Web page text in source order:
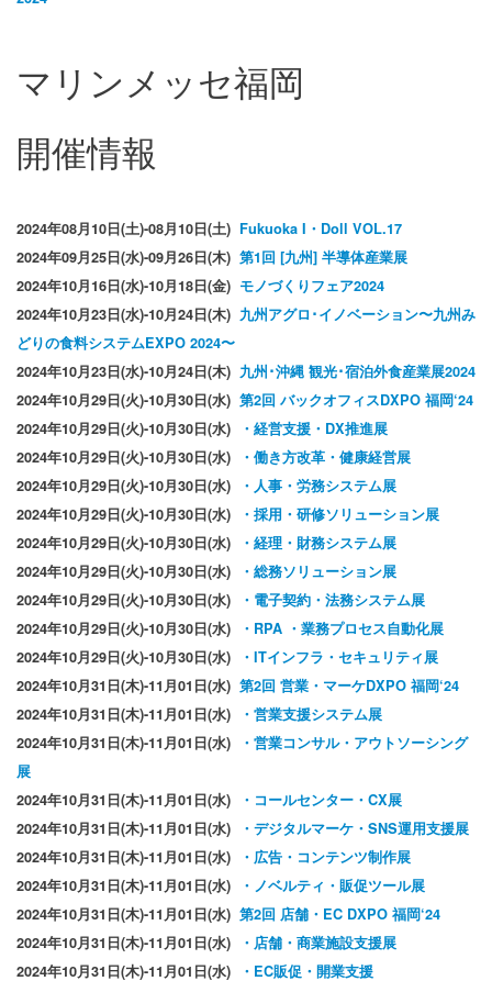
マリンメッセ福岡
開催情報
2024年08月10日(土)-08月10日(土) Fukuoka I・Doll VOL.17
2024年09月25日(水)-09月26日(木) 第1回 [九州] 半導体産業展
2024年10月16日(水)-10月18日(金) モノづくりフェア2024
2024年10月23日(水)-10月24日(木) 九州アグロ･イノベーション〜九州み
どりの食料システムEXPO 2024〜
2024年10月23日(水)-10月24日(木) 九州･沖縄 観光･宿泊外食産業展2024
2024年10月29日(火)-10月30日(水) 第2回 バックオフィスDXPO 福岡‘24
2024年10月29日(火)-10月30日(水)
・経営支援・DX推進展
2024年10月29日(火)-10月30日(水)
・働き方改革・健康経営展
2024年10月29日(火)-10月30日(水)
・人事・労務システム展
2024年10月29日(火)-10月30日(水)
・採用・研修ソリューション展
2024年10月29日(火)-10月30日(水)
・経理・財務システム展
2024年10月29日(火)-10月30日(水)
・総務ソリューション展
2024年10月29日(火)-10月30日(水)
・電子契約・法務システム展
2024年10月29日(火)-10月30日(水)
・RPA ・業務プロセス自動化展
2024年10月29日(火)-10月30日(水)
・ITインフラ・セキュリティ展
2024年10月31日(木)-11月01日(水) 第2回 営業・マーケDXPO 福岡‘24
2024年10月31日(木)-11月01日(水)
・営業支援システム展
2024年10月31日(木)-11月01日(水)
・営業コンサル・アウトソーシング
展
2024年10月31日(木)-11月01日(水)
・コールセンター・CX展
2024年10月31日(木)-11月01日(水)
・デジタルマーケ・SNS運用支援展
2024年10月31日(木)-11月01日(水)
・広告・コンテンツ制作展
2024年10月31日(木)-11月01日(水)
・ノベルティ・販促ツール展
2024年10月31日(木)-11月01日(水) 第2回 店舗・EC DXPO 福岡‘24
2024年10月31日(木)-11月01日(水)
・店舗・商業施設支援展
2024年10月31日(木)-11月01日(水)
・EC販促・開業支援